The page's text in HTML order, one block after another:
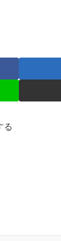
る